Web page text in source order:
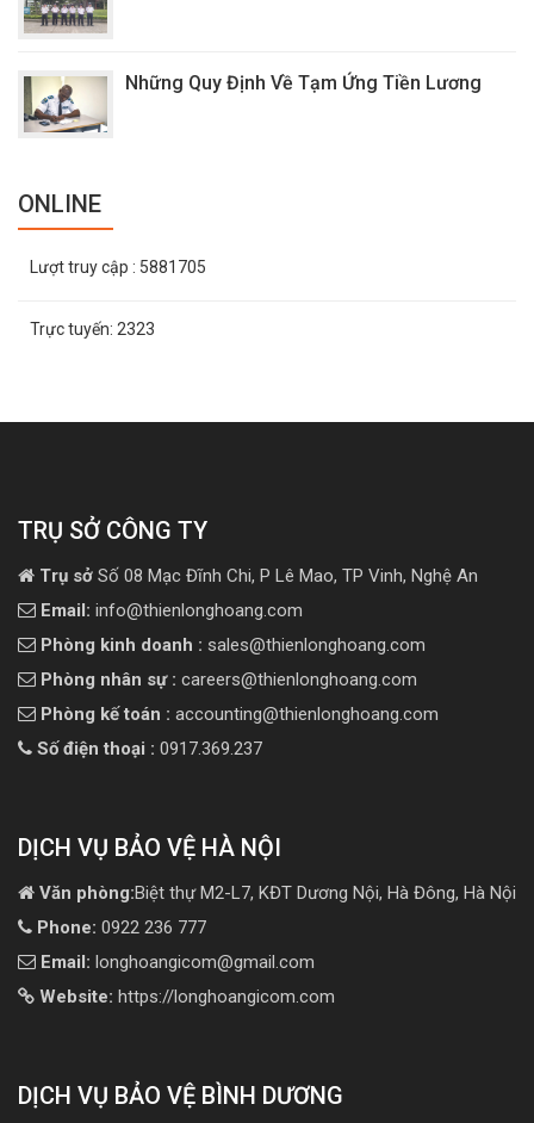
Những Quy Định Về Tạm Ứng Tiền Lương
ONLINE
Lượt truy cập : 5881705
Trực tuyến: 2323
TRỤ SỞ CÔNG TY
Trụ sở Số 08 Mạc Đĩnh Chi, P Lê Mao, TP Vinh, Nghệ An
Email: info@thienlonghoang.com
Phòng kinh doanh : sales@thienlonghoang.com
Phòng nhân sự : careers@thienlonghoang.com
Phòng kế toán : accounting@thienlonghoang.com
Số điện thoại : 0917.369.237
DỊCH VỤ BẢO VỆ HÀ NỘI
Văn phòng:Biệt thự M2-L7, KĐT Dương Nội, Hà Đông, Hà Nội
Phone: 0922 236 777
Email: longhoangicom@gmail.com
Website: https://longhoangicom.com
DỊCH VỤ BẢO VỆ BÌNH DƯƠNG